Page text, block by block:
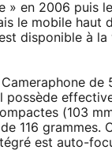
» en 2006 puis
le mobile haut
disponible à la
de
possède
(103
116 grammes.
est auto-